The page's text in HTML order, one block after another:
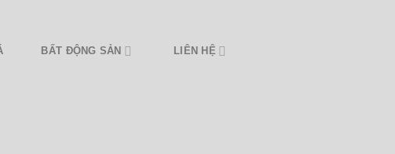
BẤT ĐỘNG SẢN LIÊN HỆ